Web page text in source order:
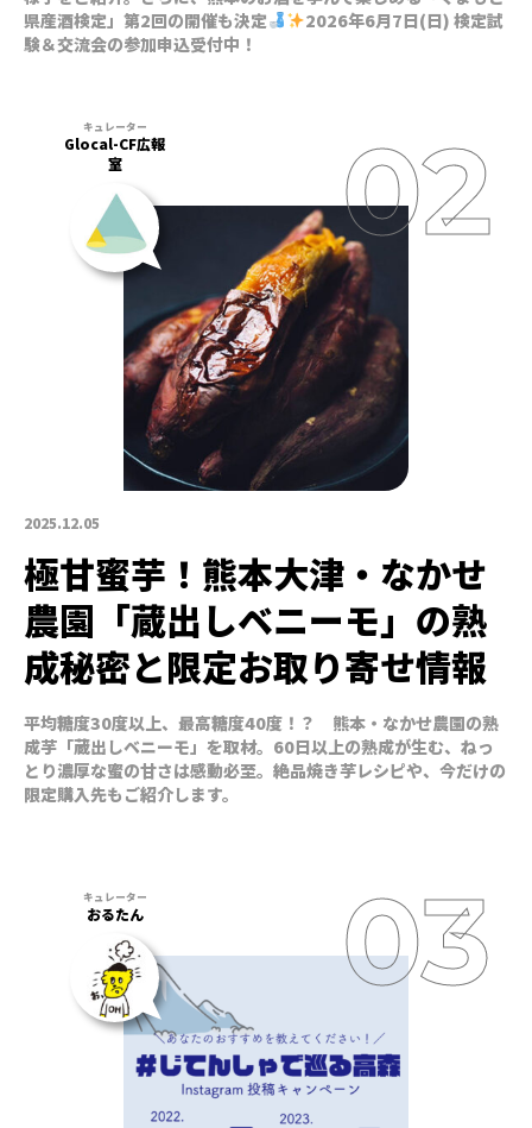
県産酒検定」第2回の開催も決定
2026年6月7日(日) 検定試
験＆交流会の参加申込受付中！
2025.12.05
Glocal-CF広報
室
極甘蜜芋！熊本大津・なかせ
農園「蔵出しベニーモ」の熟
成秘密と限定お取り寄せ情報
平均糖度30度以上、最高糖度40度！？ 熊本・なかせ農園の熟
成芋「蔵出しベニーモ」を取材。60日以上の熟成が生む、ねっ
とり濃厚な蜜の甘さは感動必至。絶品焼き芋レシピや、今だけの
限定購入先もご紹介します。
おるたん